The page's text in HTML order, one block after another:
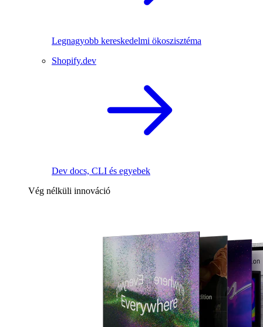
Legnagyobb kereskedelmi ökoszisztéma
Shopify.dev
Dev docs, CLI és egyebek
Vég nélküli innováció